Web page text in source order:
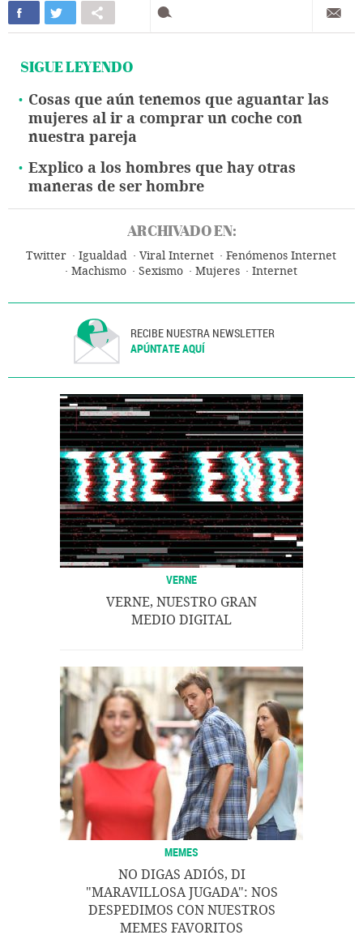
SIGUE LEYENDO
Cosas que aún tenemos que aguantar las
mujeres al ir a comprar un coche con
nuestra pareja
Explico a los hombres que hay otras
maneras de ser hombre
ARCHIVADO EN:
Twitter Igualdad Viral Internet
Fenómenos Internet
Machismo
Sexismo Mujeres Internet
RECIBE NUESTRA NEWSLETTER
APÚNTATE AQUÍ
VERNE
VERNE, NUESTRO GRAN
MEDIO DIGITAL
MEMES
NO DIGAS ADIÓS, DI
"MARAVILLOSA JUGADA": NOS
DESPEDIMOS CON NUESTROS
MEMES FAVORITOS